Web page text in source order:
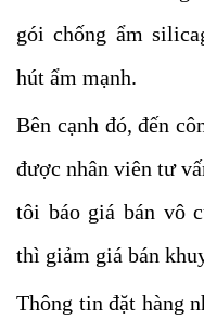
gói chống ẩm
hút ẩm mạnh.
Bên cạnh đó, đến
được nhân viên tư
tôi báo giá bán vô
thì giảm giá bán
Thông tin đặt hàng